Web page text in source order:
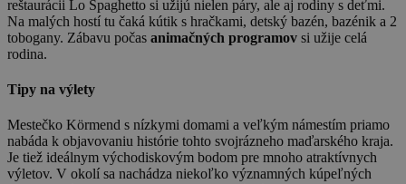
reštaurácii Lo Spaghetto si užijú nielen páry, ale aj rodiny s deťmi.
Na malých hostí tu čaká kútik s hračkami, detský bazén, bazénik a 2
tobogany. Zábavu počas animačných programov si užije celá
rodina.
Tipy na výlety
Mestečko Körmend s nízkymi domami a veľkým námestím priamo
nabáda k objavovaniu histórie tohto svojrázneho maďarského kraja.
Je tiež ideálnym východiskovým bodom pre mnoho atraktívnych
výletov. V okolí sa nachádza niekoľko významných kúpeľných